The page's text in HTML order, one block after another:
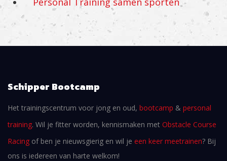
Schipper Bootcamp
Het trainingscentrum voor jong en oud, bootcamp & personal
training. Wil je fitter worden, kennismaken met Obstacle Course
Racing of ben je nieuwsgierig en wil je een keer meetrainen? Bij
ons is iedereen van harte welkom!